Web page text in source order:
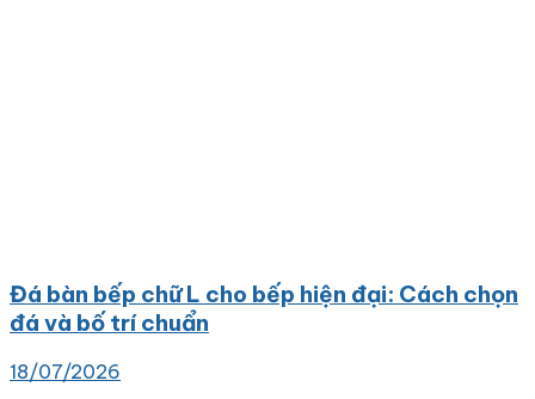
Đá bàn bếp chữ L cho bếp hiện đại: Cách chọn
đá và bố trí chuẩn
18/07/2026